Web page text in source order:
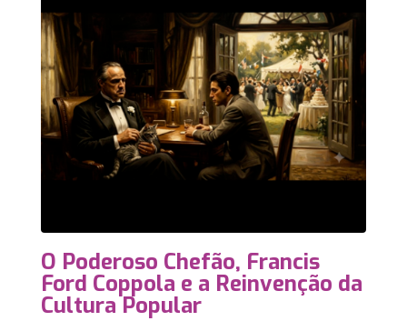
O Poderoso Chefão, Francis
Ford Coppola e a Reinvenção da
Cultura Popular